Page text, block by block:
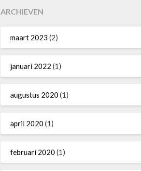
ARCHIEVEN
maart 2023 (2)
januari 2022 (1)
augustus 2020 (1)
april 2020 (1)
februari 2020 (1)